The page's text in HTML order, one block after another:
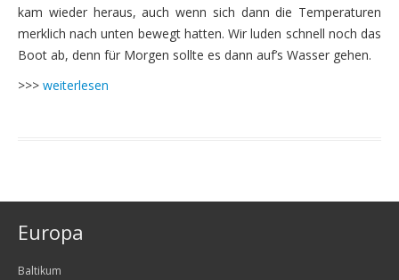
Donnerstag, 13.08. – Moschusochsen im Dovrefjell
Freitag, 14.08. – über eine alte
Samstag, 15.08. – über die höchste Passstraße
kam wieder heraus, auch wenn sich dann die Temperaturen
merklich nach unten bewegt hatten. Wir luden schnell noch das
Boot ab, denn für Morgen sollte es dann auf’s Wasser gehen.
>>> weiterlesen
Europa
Baltikum